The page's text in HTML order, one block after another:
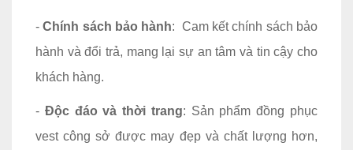
-Chính sách bảo hành: Cam kết chính sách bảo
hành và đổi trả, mang lại sự an tâm và tin cậy cho
khách hàng.
- Độc đáo và thời trang: Sản phẩm đồng phục
vest công sở được may đẹp và chất lượng hơn,